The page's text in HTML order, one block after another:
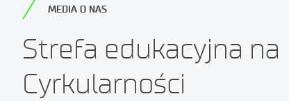
MEDIA O NAS
Strefa edukacyjna na
Cyrkularności